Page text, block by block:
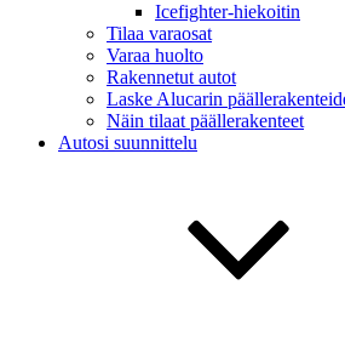
Icefighter-hiekoitin
Tilaa varaosat
Varaa huolto
Rakennetut autot
Laske Alucarin
Näin tilaat päällerakenteet
Autosi suunnittelu